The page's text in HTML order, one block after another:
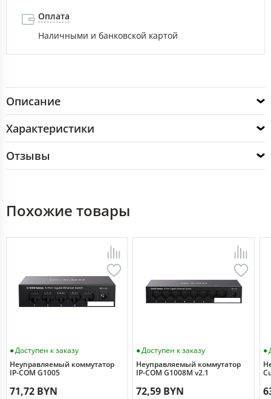
Оплата
Наличными и банковской картой
Описание
Характеристики
Отзывы
Похожие товары
Доступен к заказу
Неуправляемый коммутатор
IP-COM G1005
71,72 BYN
Доступен к заказу
Неуправляемый коммутатор
IP-COM G1008M v2.1
72,59 BYN